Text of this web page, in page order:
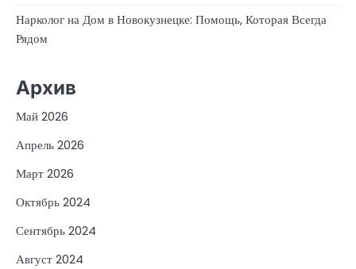
Нарколог на Дом в Новокузнецке: Помощь, Которая Всегда
Рядом
Архив
Май 2026
Апрель 2026
Март 2026
Октябрь 2024
Сентябрь 2024
Август 2024